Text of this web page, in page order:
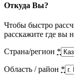
Откуда Вы?
Чтобы быстро
расскажите где вы
Страна/регион *
Область / район *